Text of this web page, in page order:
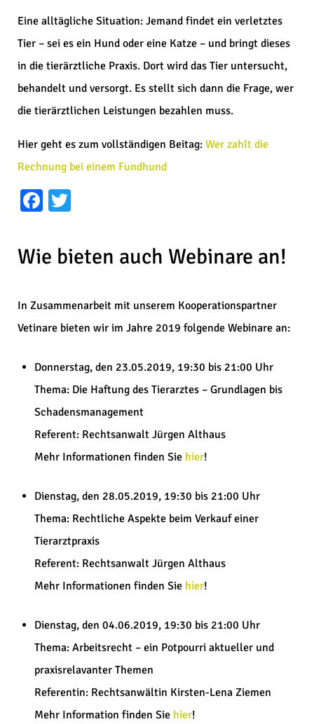
Eine alltägliche Situation: Jemand findet ein verletztes
Tier – sei es ein Hund oder eine Katze – und bringt dieses
in die tierärztliche Praxis. Dort wird das Tier untersucht,
behandelt und versorgt. Es stellt sich dann die Frage, wer
die tierärztlichen Leistungen bezahlen muss.
Hier geht es zum vollständigen Beitag: Wer zahlt die
Rechnung bei einem Fundhund
Facebook
Wie bieten auch Webinare an!
In Zusammenarbeit mit unserem Kooperationspartner
Vetinare bieten wir im Jahre 2019 folgende Webinare an:
Donnerstag, den 23.05.2019, 19:30 bis 21:00 Uhr
Thema: Die Haftung des Tierarztes – Grundlagen bis
Schadensmanagement
Referent: Rechtsanwalt Jürgen Althaus
Mehr Informationen finden Sie hier!
Dienstag, den 28.05.2019, 19:30 bis 21:00 Uhr
Thema: Rechtliche Aspekte beim Verkauf einer
Tierarztpraxis
Referent: Rechtsanwalt Jürgen Althaus
Mehr Informationen finden Sie hier!
Dienstag, den 04.06.2019, 19:30 bis 21:00 Uhr
Thema: Arbeitsrecht – ein Potpourri aktueller und
praxisrelavanter Themen
Referentin: Rechtsanwältin Kirsten-Lena Ziemen
Mehr Information finden Sie hier!